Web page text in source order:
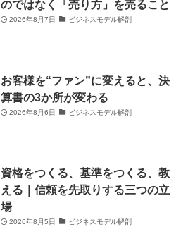
のではなく「売り方」を売ること
2026年8月7日 ビジネスモデル解剖
お客様を“ファン”に変えると、決
算書の3か所が変わる
2026年8月6日 ビジネスモデル解剖
資格をつくる、基準をつくる、教
える｜信頼を先取りする三つの立
場
2026年8月5日 ビジネスモデル解剖